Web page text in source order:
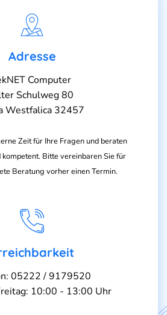
Adresse
Computer
Schulweg 80
Westfalica 32457
Zeit für Ihre Fragen und beraten
Bitte vereinbaren Sie für
Beratung vorher einen Termin.
05222 / 9179520
10:00 - 13:00 Uhr